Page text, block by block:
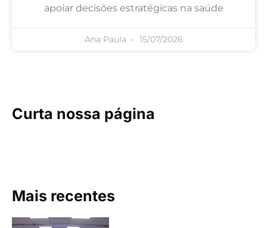
apoiar decisões estratégicas na saúde
Ana Paula 15/07/2026
Curta nossa página
Mais recentes